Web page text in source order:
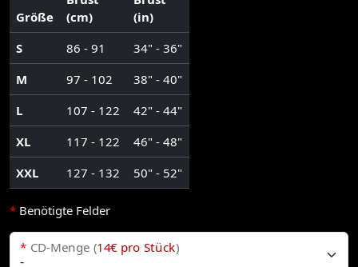
Größe
(cm)
(in)
S
86 - 91
34" - 36"
M
97 - 102
38" - 40"
L
107 - 122
42" - 44"
XL
117 - 122
46" - 48"
XXL
127 - 132 50" - 52"
* Benötigte Felder
* CD-Menge (14€ pro Stück)